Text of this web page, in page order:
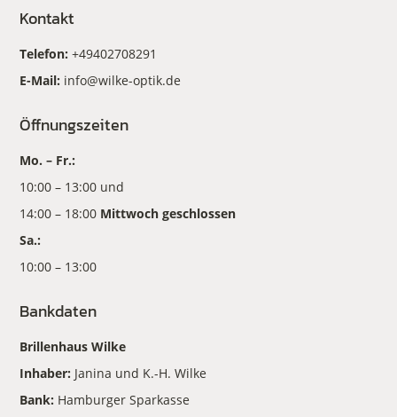
Kontakt
Telefon:+49402708291
E-Mail: info@wilke-optik.de
Öffnungszeiten
Mo. – Fr.:
10:00 – 13:00 und
14:00 – 18:00 Mittwoch geschlossen
Sa.:
10:00 – 13:00
Bankdaten
Brillenhaus Wilke
Inhaber: Janina und K.-H. Wilke
Bank: Hamburger Sparkasse